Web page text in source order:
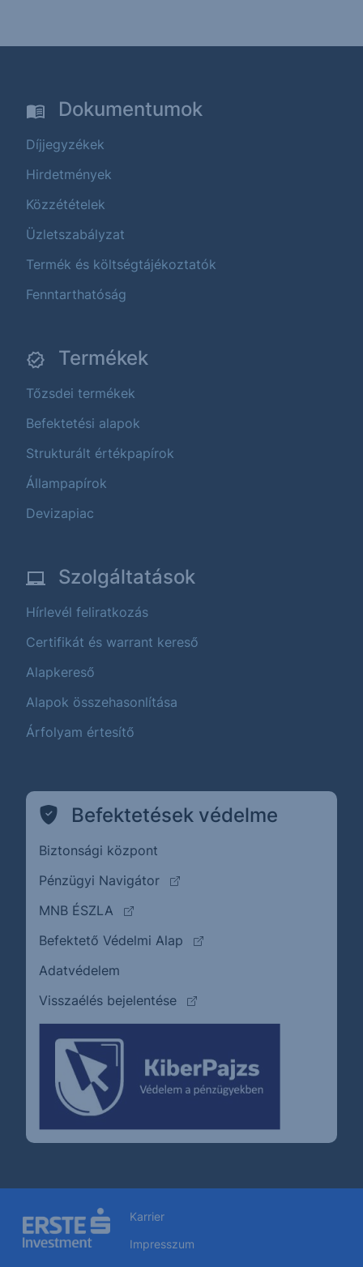
Dokumentumok
Díjjegyzékek
Hirdetmények
Közzétételek
Üzletszabályzat
Termék és költségtájékoztatók
Fenntarthatóság
Termékek
Tőzsdei termékek
Befektetési alapok
Strukturált értékpapírok
Állampapírok
Devizapiac
Szolgáltatások
Hírlevél feliratkozás
Certifikát és warrant kereső
Alapkereső
Alapok összehasonlítása
Árfolyam értesítő
Befektetések védelme
Biztonsági központ
Pénzügyi Navigátor
(külső oldalra ugrik)
MNB ÉSZLA
(külső oldalra ugrik)
Befektető Védelmi Alap
(külső oldalra ugrik)
Adatvédelem
Visszaélés bejelentése
(külső oldalra ugrik)
Karrier
Impresszum